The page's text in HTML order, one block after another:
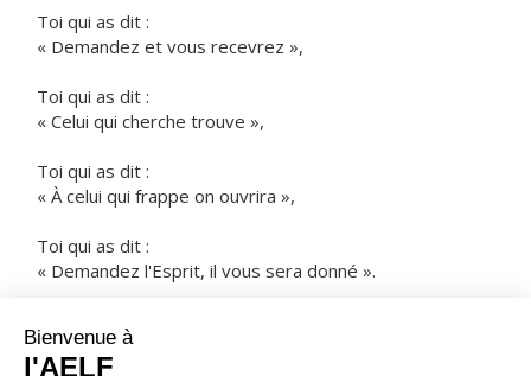
Toi qui as dit :
« Demandez et vous recevrez »,
Toi qui as dit :
« Celui qui cherche trouve »,
Toi qui as dit :
« À celui qui frappe on ouvrira »,
Toi qui as dit :
« Demandez l'Esprit, il vous sera donné ».